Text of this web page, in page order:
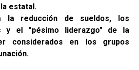
estatal.
la reducción de sueldos, los
y el "pésimo liderazgo" de la
considerados en los grupos